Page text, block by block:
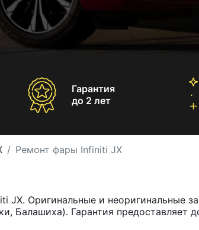
Гарантия
до 2 лет
Ремонт фары Infiniti JX
Оригинальные и неоригинальные
Балашиха). Гарантия предоставляет